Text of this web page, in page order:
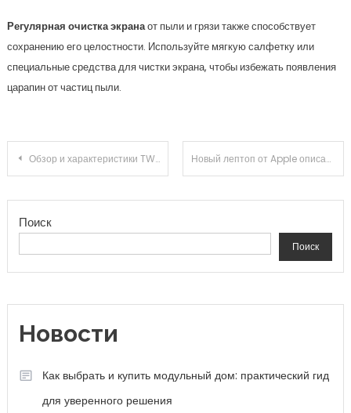
Регулярная очистка экранаот пыли и грязи также способствует
сохранению его целостности. Используйте мягкую салфетку или
специальные средства для чистки экрана, чтобы избежать появления
царапин от частиц пыли.
Навигация по записям
Обзор и характеристики TWS наушников Huawei FreeBuds 3 Новый лептоп от Apple описание и характеристики
Поиск
Поиск
Новости
Как выбрать и купить модульный дом: практический гид
для уверенного решения